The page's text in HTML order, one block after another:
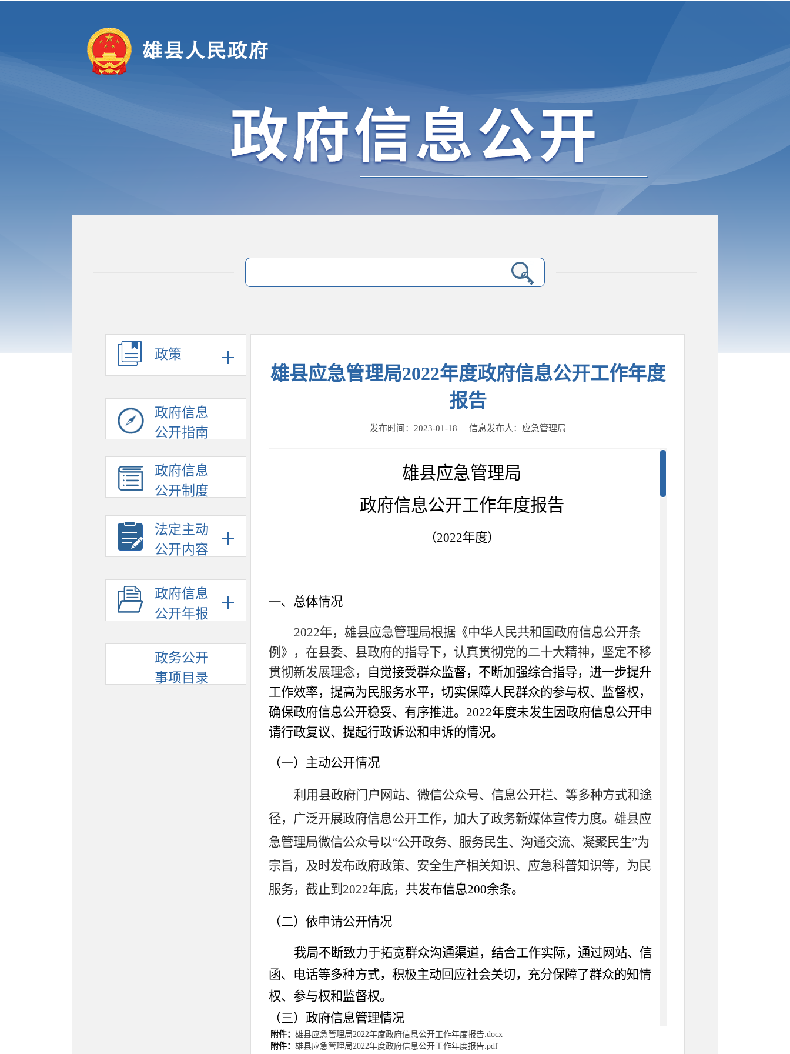
政策
政府信息
公开指南
政府信息
公开制度
法定主动
公开内容
政府信息
公开年报
政务公开
事项目录
雄县应急管理局2022年度政府信息公开工作年度
报告
发布时间：2023-01-18 信息发布人：应急管理局
雄县应急管理局
政府信息公开工作年度报告
（2022年度）
一、总体情况
2022年， 雄县应急管理局根据《中华人民共和国政府信息公开条
例》，在县委、 县政府的指导下，认真贯彻党的二十大精神，坚定不移
贯彻新发展理念，
自觉接受群众监督， 不断加强综合指导， 进一步提升
工作效率，提高为民服务水平，切实保障人民群众的参与权、监督权，
确保政府信息公开稳妥、有序推进。 2022年度未发生因政府信息公开申
请行政复议、提起行政诉讼和申诉的情况。
（一）主动公开情况
利用县政府门户网站、微信公众号、信息公开栏、等多种方式和途
径，广泛开展政府信息公开工作， 加大了政务新媒体宣传力度。 雄县应
急管理局微信公众号以“公开政务、服务民生、沟通交流、凝聚民生”为
宗旨，及时发布政府政策、安全生产相关知识、应急科普知识等，为民
服务，截止到 2022年底， 共发布信息200余条。
（二） 依申请公开情况
我局不断致力于拓宽群众沟通渠道，结合工作实际，通过网站、信
函、电话等多种方式，积极主动回应社会关切， 充分保障了群众的知情
权、参与权和监督权。
（三）政府信息管理情况
雄县应急管理局认真贯彻落实《中华人民共和国政府信息公开条
附件： 雄县应急管理局2022年度政府信息公开工作年度报告.docx
附件： 雄县应急管理局2022年度政府信息公开工作年度报告.pdf